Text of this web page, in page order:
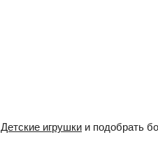
Детские игрушки и подобрать